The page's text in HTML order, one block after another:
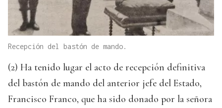
Recepción del bastón de mando.
(2) Ha tenido lugar el acto de recepción definitiva
del bastón de mando del anterior jefe del Estado,
Francisco Franco, que ha sido donado por la señora